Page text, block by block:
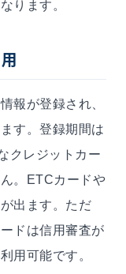
ります。
報が登録され、
す。登録期間は
クレジットカー
。ETCカードや
出ます。ただ
ドは信用審査が
用可能です。